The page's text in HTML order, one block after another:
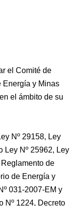
el Comité de
Energía y Minas
el ámbito de su
Nº 29158, Ley
Ley Nº 25962, Ley
de
de Energía y
031-2007-EM y
Nº 1224, Decreto